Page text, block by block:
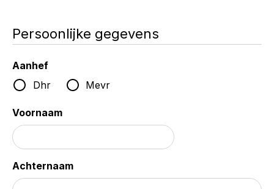
Persoonlijke gegevens
Aanhef
Dhr
Mevr
Voornaam
Achternaam